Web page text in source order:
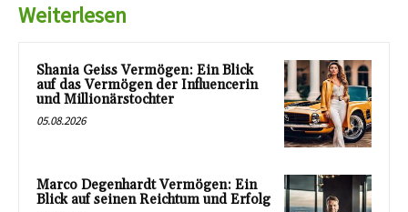
Weiterlesen
Shania Geiss Vermögen: Ein Blick
auf das Vermögen der Influencerin
und Millionärstochter
05.08.2026
Marco Degenhardt Vermögen: Ein
Blick auf seinen Reichtum und Erfolg